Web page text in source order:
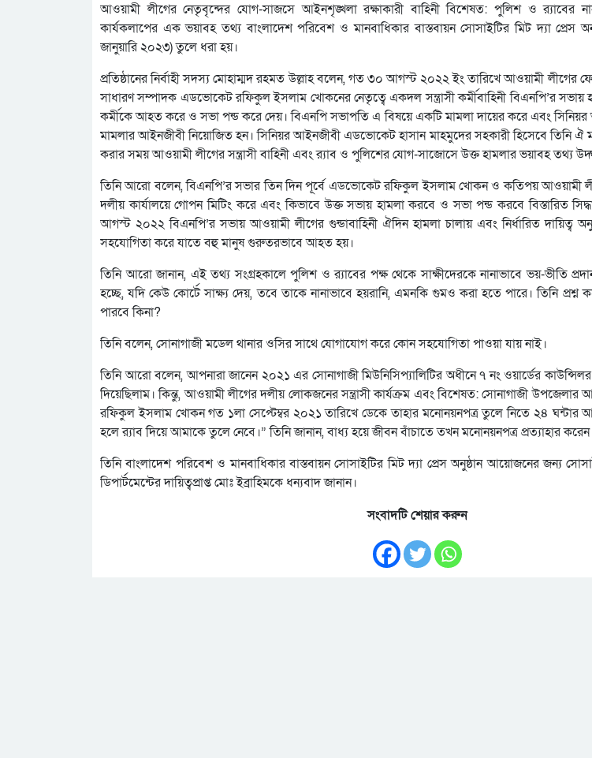
আওয়ামী লীগের নেতৃবৃন্দের যোগ-সাজসে আইনশৃঙ্খলা রক্ষাকারী বাহিনী বিশেষত: পুলিশ ও র‌্যাবের
কার্যকলাপের এক ভয়াবহ তথ্য বাংলাদেশ পরিবেশ ও মানবাধিকার বাস্তবায়ন সোসাইটির মিট দ্যা প্রেস
জানুয়ারি ২০২৩) তুলে ধরা হয়।
প্রতিষ্ঠানের নির্বাহী সদস্য মোহাম্মদ রহমত উল্লাহ বলেন, গত ৩০ আগস্ট ২০২২ ইং তারিখে আওয়ামী লীগের
সাধারণ সম্পাদক এডভোকেট রফিকুল ইসলাম খোকনের নেতৃত্বে একদল সন্ত্রাসী কর্মীবাহিনী বিএনপি’র সভায়
কর্মীকে আহত করে ও সভা পন্ড করে দেয়। বিএনপি সভাপতি এ বিষয়ে একটি মামলা দায়ের করে এবং
মামলার আইনজীবী নিয়োজিত হন। সিনিয়র আইনজীবী এডভোকেট হাসান মাহমুদের সহকারী হিসেবে তিনি ঐ
করার সময় আওয়ামী লীগের সন্ত্রাসী বাহিনী এবং র‌্যাব ও পুলিশের যোগ-সাজোসে উক্ত হামলার ভয়াবহ তথ্য
তিনি আরো বলেন, বিএনপি’র সভার তিন দিন পূর্বে এডভোকেট রফিকুল ইসলাম খোকন ও কতিপয় আওয়ামী
দলীয় কার্যালয়ে গোপন মিটিং করে এবং কিভাবে উক্ত সভায় হামলা করবে ও সভা পন্ড করবে বিস্তারিত
আগস্ট ২০২২ বিএনপি’র সভায় আওয়ামী লীগের গুন্ডাবাহিনী ঐদিন হামলা চালায় এবং নির্ধারিত দায়িত্ব
সহযোগিতা করে যাতে বহু মানুষ গুরুতরভাবে আহত হয়।
তিনি আরো জানান, এই তথ্য সংগ্রহকালে পুলিশ ও র‌্যাবের পক্ষ থেকে সাক্ষীদেরকে নানাভাবে ভয়-ভীতি
হচ্ছে, যদি কেউ কোর্টে সাক্ষ্য দেয়, তবে তাকে নানাভাবে হয়রানি, এমনকি গুমও করা হতে পারে। তিনি প্রশ্ন
পারবে কিনা?
তিনি বলেন, সোনাগাজী মডেল থানার ওসির সাথে যোগাযোগ করে কোন সহযোগিতা পাওয়া যায় নাই।
তিনি আরো বলেন, আপনারা জানেন ২০২১ এর সোনাগাজী মিউনিসিপ্যালিটির অধীনে ৭ নং ওয়ার্ডের
দিয়েছিলাম। কিন্তু, আওয়ামী লীগের দলীয় লোকজনের সন্ত্রাসী কার্যক্রম এবং বিশেষত: সোনাগাজী উপজেলার
রফিকুল ইসলাম খোকন গত ১লা সেপ্টেম্বর ২০২১ তারিখে ডেকে তাহার মনোনয়নপত্র তুলে নিতে ২৪ ঘন্টার
হলে র‌্যাব দিয়ে আমাকে তুলে নেবে।” তিনি জানান, বাধ্য হয়ে জীবন বাঁচাতে তখন মনোনয়নপত্র প্রত্যাহার
তিনি বাংলাদেশ পরিবেশ ও মানবাধিকার বাস্তবায়ন সোসাইটির মিট দ্যা প্রেস অনুষ্ঠান আয়োজনের জন্য
ডিপার্টমেন্টের দায়িত্বপ্রাপ্ত মোঃ ইব্রাহিমকে ধন্যবাদ জানান।
সংবাদটি শেয়ার করুন